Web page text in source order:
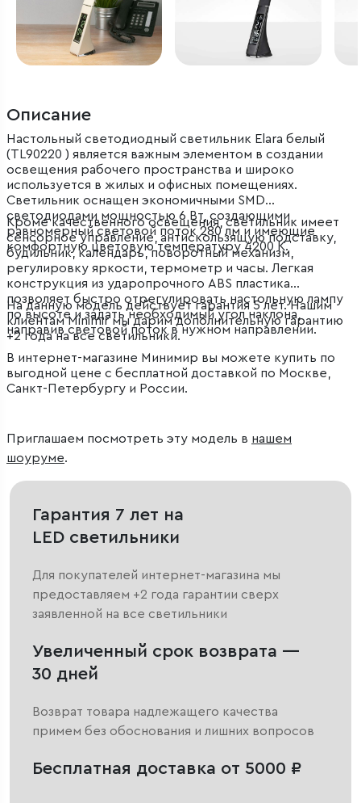
Описание
Настольный светодиодный светильник Elara белый
(TL90220 ) является важным элементом в создании
освещения рабочего пространства и широко
используется в жилых и офисных помещениях.
Светильник оснащен экономичными SMD
светодиодами мощностью 6 Вт, создающими
равномерный световой поток 280 лм и имеющие
комфортную цветовую температуру 4200 К.
Кроме качественного освещения, светильник имеет
сенсорное управление, антискользящую подставку,
будильник, календарь, поворотный механизм,
регулировку яркости, термометр и часы. Легкая
конструкция из ударопрочного ABS пластика
позволяет быстро отрегулировать настольную лампу
по высоте и задать необходимый угол наклона,
направив световой поток в нужном направлении.
На данную модель действует гарантия 5 лет. Нашим
клиентам Minimir мы дарим дополнительную гарантию
+2 года на все светильники.
В интернет-магазине Минимир вы можете купить по
выгодной цене с бесплатной доставкой по Москве,
Санкт-Петербургу и России.
Приглашаем посмотреть эту модель в нашем
шоуруме.
Гарантия 7 лет на
LED светильники
Для покупателей интернет-магазина мы
предоставляем +2 года гарантии сверх
заявленной на все светильники
Увеличенный срок возврата —
30 дней
Возврат товара надлежащего качества
примем без обоснования и лишних вопросов
Бесплатная доставка от 5000 ₽